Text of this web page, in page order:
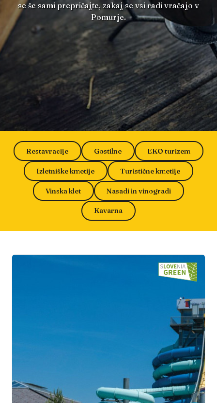
se še sami prepričajte, zakaj se vsi radi vračajo v
Pomurje.
Restavracije Gostilne EKO turizem
Izletniške kmetije Turistične kmetije
Vinska klet Nasadi in vinogradi
Kavarna